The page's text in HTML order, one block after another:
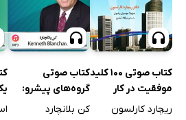
کتاب صوتی 100 کلید
موفقیت در کار
ریچارد کارلسون
کتاب صوتی
گروه‌های پیشرو:
چگونه تیم سطح
کن بلانچارد